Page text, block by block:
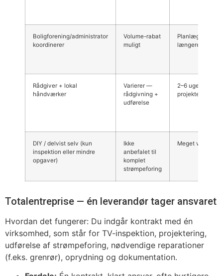
Boligforening/administrator
koordinerer
Volume-rabat
muligt
længere
Rådgiver + lokal
håndværker
Varierer —
rådgivning +
udførelse
2–6 uger inkl.
projektering
DIY / delvist selv (kun
inspektion eller mindre
opgaver)
Ikke
anbefalet til
komplet
strømpeforing
Meget
Totalentreprise — én leverandør tager ansvaret
Hvordan det fungerer: Du indgår kontrakt med én
virksomhed, som står for TV-inspektion, projektering,
udførelse af strømpeforing, nødvendige reparationer
(f.eks. grenrør), oprydning og dokumentation.